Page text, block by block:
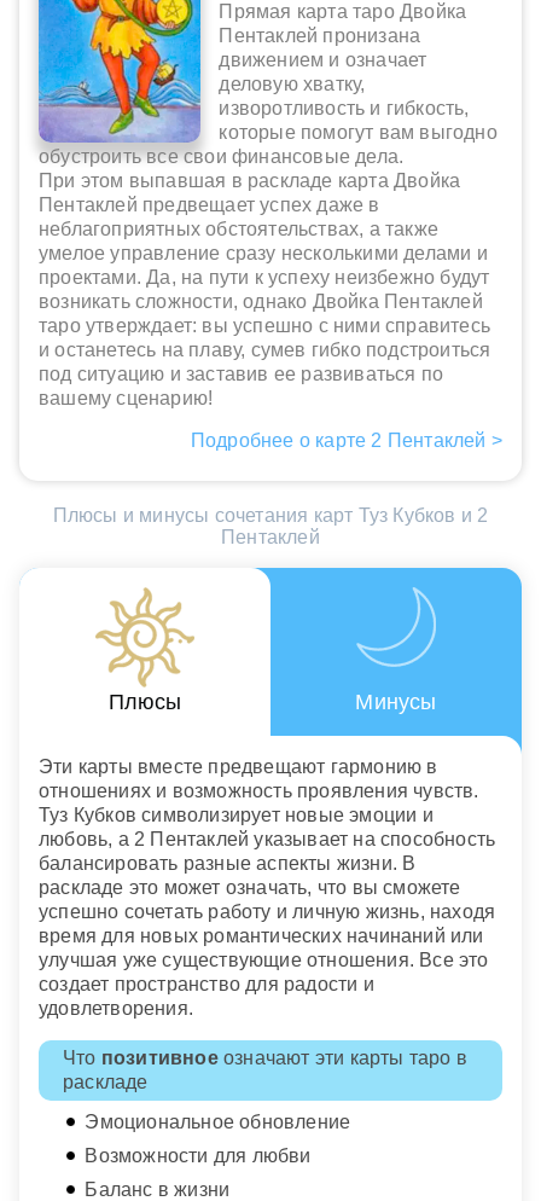
Прямая карта таро Двойка
Пентаклей пронизана
движением и означает
деловую хватку,
изворотливость и гибкость,
которые помогут вам выгодно
обустроить все свои финансовые дела.
При этом выпавшая в раскладе карта Двойка
Пентаклей предвещает успех даже в
неблагоприятных обстоятельствах, а также
умелое управление сразу несколькими делами и
проектами. Да, на пути к успеху неизбежно будут
возникать сложности, однако Двойка Пентаклей
таро утверждает: вы успешно с ними справитесь
и останетесь на плаву, сумев гибко подстроиться
под ситуацию и заставив ее развиваться по
вашему сценарию!
Подробнее о карте 2 Пентаклей >
Плюсы и минусы сочетания карт Туз Кубков и 2
Пентаклей
Плюсы Минусы
Эти карты вместе предвещают гармонию в
отношениях и возможность проявления чувств.
Туз Кубков символизирует новые эмоции и
любовь, а 2 Пентаклей указывает на способность
балансировать разные аспекты жизни. В
раскладе это может означать, что вы сможете
успешно сочетать работу и личную жизнь, находя
время для новых романтических начинаний или
улучшая уже существующие отношения. Все это
создает пространство для радости и
удовлетворения.
Что позитивноеозначают эти карты таро в
раскладе
Эмоциональное обновление
Возможности для любви
Баланс в жизни